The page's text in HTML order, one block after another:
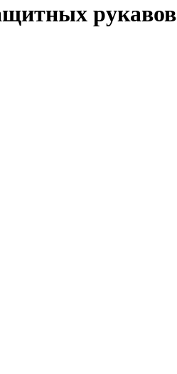
рукавов